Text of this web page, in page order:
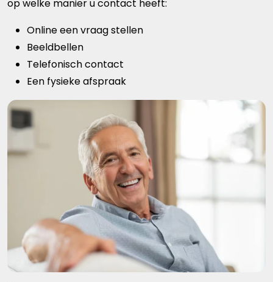
op welke manier u contact heeft:
Online een vraag stellen
Beeldbellen
Telefonisch contact
Een fysieke afspraak